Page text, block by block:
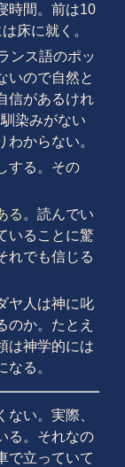
時間。前は10
床に就く。
ンス語のポッ
いので自然と
信があるけれ
染みがない
からない。
する。その
る 。読んでい
いることに驚
れでも信じる
ヤ人は神に叱
のか。たとえ
は神学的には
る。
い。実際、
る。それなの
で立っていて